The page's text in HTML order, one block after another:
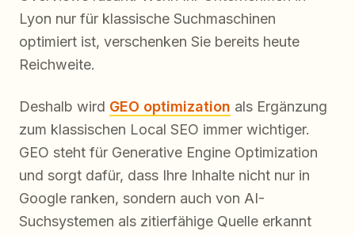
Lyon nur für klassische Suchmaschinen
optimiert ist, verschenken Sie bereits heute
Reichweite.
Deshalb wird GEO optimization als Ergänzung
zum klassischen Local SEO immer wichtiger.
GEO steht für Generative Engine Optimization
und sorgt dafür, dass Ihre Inhalte nicht nur in
Google ranken, sondern auch von AI-
Suchsystemen als zitierfähige Quelle erkannt